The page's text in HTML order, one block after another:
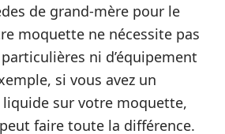
de grand-mère pour le
moquette ne nécessite pas
ni d’équipement
si vous avez un
liquide sur votre moquette,
faire toute la différence.